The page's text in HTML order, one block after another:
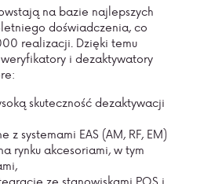
na bazie najlepszych
doświadczenia, co
realizacji. Dzięki temu
i dezaktywatory
skuteczność dezaktywacji
z systemami EAS (AM, RF, EM)
rynku akcesoriami, w tym